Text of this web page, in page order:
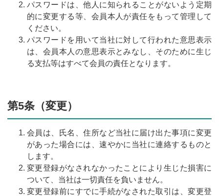
パスワードは、他人に知られることがないよう定期
的に変更する等、会員本人が責任をもって管理して
ください。
パスワードを用いて当社に対して行われた意思表示
は、会員本人の意思表示とみなし、そのために生じ
る支払等はすべて会員の責任となります。
第5条（変更）
会員は、氏名、住所など当社に届け出た事項に変更
があった場合には、速やかに当社に連絡するものと
します。
変更登録がなされなかったことにより生じた損害に
ついて、当社は一切責任を負いません。
変更登録前にすでに手続がなされた取引は、変更登